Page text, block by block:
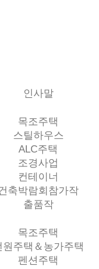
인사말
목조주택
스틸하우스
ALC주택
조경사업
컨테이너
축박람회참가작
출품작
목조주택
원주택＆농가주택
펜션주택